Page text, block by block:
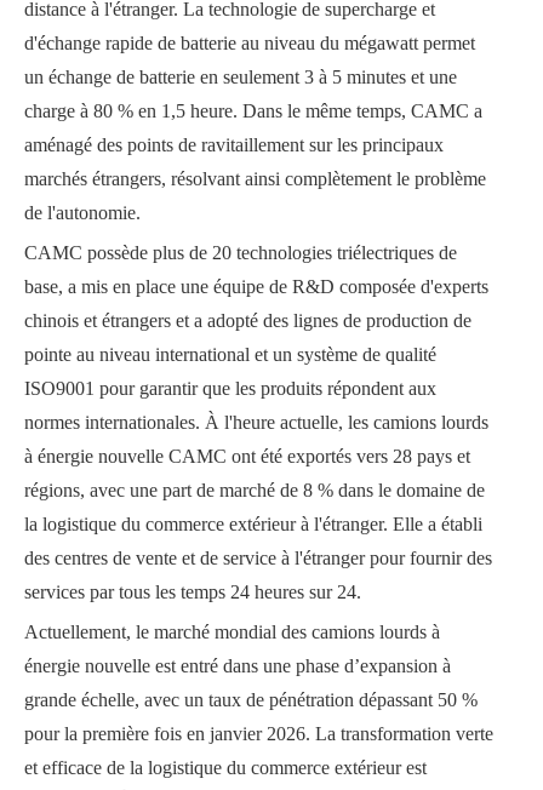
distance à l'étranger. La technologie de supercharge et
d'échange rapide de batterie au niveau du mégawatt permet
un échange de batterie en seulement 3 à 5 minutes et une
charge à 80 % en 1,5 heure. Dans le même temps, CAMC a
aménagé des points de ravitaillement sur les principaux
marchés étrangers, résolvant ainsi complètement le problème
de l'autonomie.
CAMC possède plus de 20 technologies triélectriques de
base, a mis en place une équipe de R&D composée d'experts
chinois et étrangers et a adopté des lignes de production de
pointe au niveau international et un système de qualité
ISO9001 pour garantir que les produits répondent aux
normes internationales. À l'heure actuelle, les camions lourds
à énergie nouvelle CAMC ont été exportés vers 28 pays et
régions, avec une part de marché de 8 % dans le domaine de
la logistique du commerce extérieur à l'étranger. Elle a établi
des centres de vente et de service à l'étranger pour fournir des
services par tous les temps 24 heures sur 24.
Actuellement, le marché mondial des camions lourds à
énergie nouvelle est entré dans une phase d’expansion à
grande échelle, avec un taux de pénétration dépassant 50 %
pour la première fois en janvier 2026. La transformation verte
et efficace de la logistique du commerce extérieur est